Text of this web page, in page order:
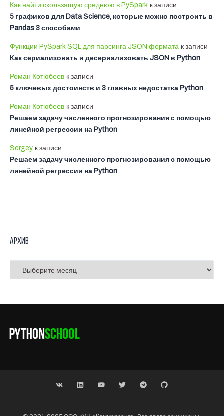
Как найти скользящую среднюю в PySpark к записи
5 графиков для Data Science, которые можно построить в
Pandas 3 способами
Функции PySpark SQL для парсинга JSON формата к записи
Как сериализовать и десериализовать JSON в Python
Роман Котюбеев к записи
5 ключевых достоинств и 3 главных недостатка Python
Роман Котюбеев к записи
Решаем задачу численного прогнозирования с помощью
линейной регрессии на Python
Sergey к записи
Решаем задачу численного прогнозирования с помощью
линейной регрессии на Python
Архив